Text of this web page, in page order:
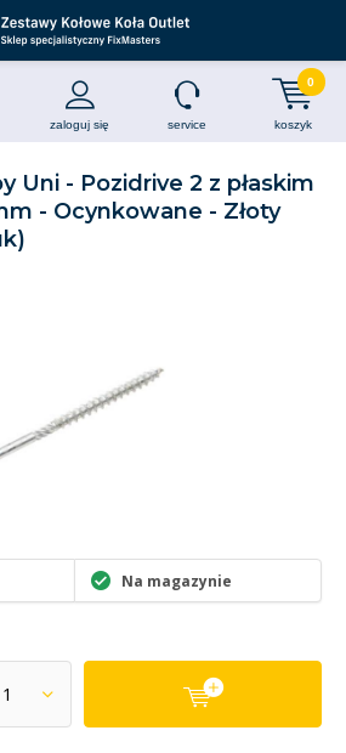
zaloguj się service koszyk
0
Uni - Pozidrive 2 z płaskim
- Ocynkowane - Złoty
Na magazynie